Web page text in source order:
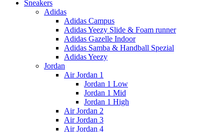
Sneakers
Adidas
Adidas Campus
Adidas Yeezy Slide & Foam runner
Adidas Gazelle Indoor
Adidas Samba & Handball Spezial
Adidas Yeezy
Jordan
Air Jordan 1
Jordan 1 Low
Jordan 1 Mid
Jordan 1 High
Air Jordan 2
Air Jordan 3
Air Jordan 4